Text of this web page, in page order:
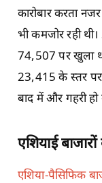
कारोबार करता
भी कमजोर रही
74,507 पर खुला
23,415 के स्तर
बाद में और गहरी हो
एशियाई
एशिया-पैसिफिक